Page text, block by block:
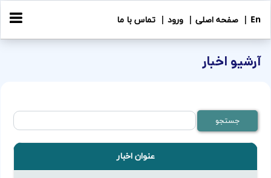
En | صفحه اصلی | ورود | تماس با ما
آرشیو اخبار
عنوان اخبار